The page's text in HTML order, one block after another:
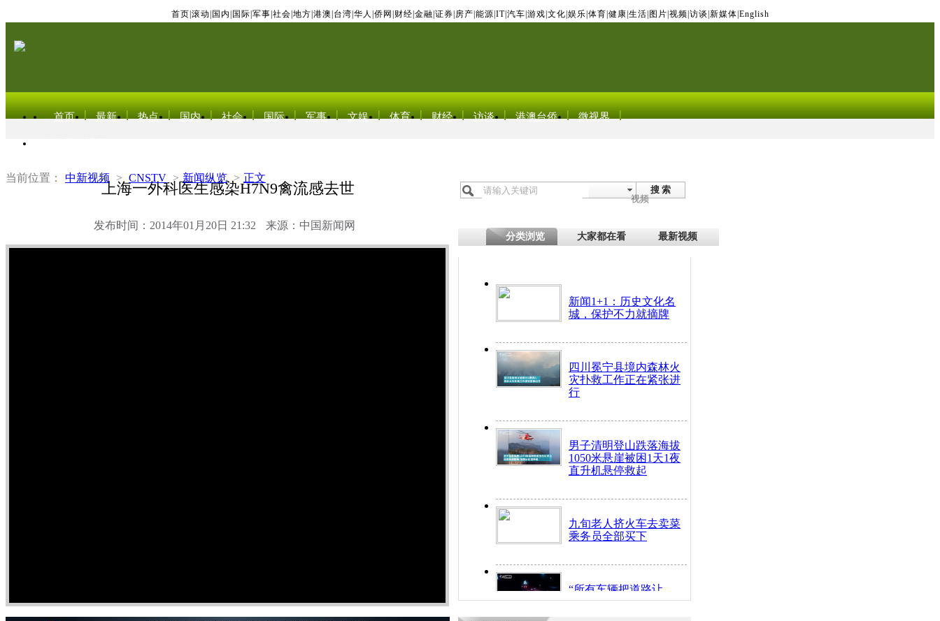
首页 滚动 国内 国际 军事 社会 地方 港澳 台湾 华人 侨网 财经 金融 证券 房产 能源 IT| 汽车 游戏 文化 娱乐 体育 健康 生活 图片 视频 访谈 新媒体 English
首页 最新 热点 国内 社会 国际 军事 文娱 体育 财经 访谈 港澳台侨 微视界
当前位置： 中新视频 > CNSTV > 新闻纵览 > 正文
上海一外科医生感染H7N9禽流感去世
发布时间：2014年01月20日 21:32 来源：中国新闻网
搜 索
视频
分类浏览 大家都在看 最新视频
新闻1+1：历史文化名
城，保护不力就摘牌
四川冕宁县境内森林火
灾扑救工作正在紧张进
行
男子清明登山跌落海拔
1050米悬崖被困1天1夜
直升机悬停救起
九旬老人挤火车去卖菜
乘务员全部买下
“所有车辆把道路让
开！”儿童突发疾病交